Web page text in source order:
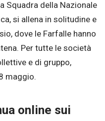
Squadra della Nazionale
si allena in solitudine e
dove le Farfalle hanno
Per tutte le società
e di gruppo,
maggio.
online sui